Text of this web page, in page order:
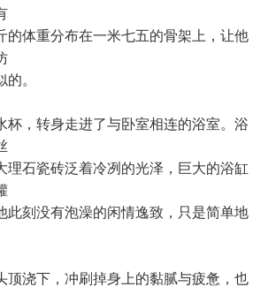
的体重分布在一米七五的骨架上，让他
。
，转身走进了与卧室相连的浴室。浴
理石瓷砖泛着冷冽的光泽，巨大的浴缸
此刻没有泡澡的闲情逸致，只是简单地
浇下，冲刷掉身上的黏腻与疲惫，也